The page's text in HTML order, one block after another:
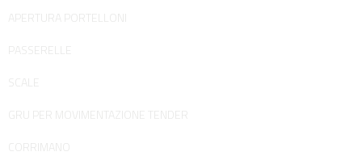
APERTURA PORTELLONI
PASSERELLE
GRU PER MOVIMENTAZIONE TENDER
CORRIMANO